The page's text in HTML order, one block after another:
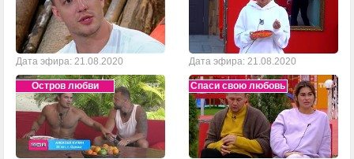
Дата эфира: 21.08.2020 Дата эфира: 21.08.2020
Остров любви Спаси свою любовь